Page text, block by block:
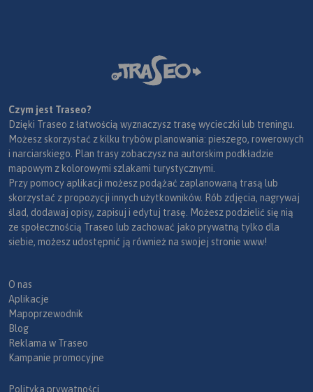
Czym jest Traseo?
Dzięki Traseo z łatwością wyznaczysz trasę wycieczki lub treningu.
Możesz skorzystać z kilku trybów planowania: pieszego, rowerowych
i narciarskiego. Plan trasy zobaczysz na autorskim podkładzie
mapowym z kolorowymi szlakami turystycznymi.
Przy pomocy aplikacji możesz podążać zaplanowaną trasą lub
skorzystać z propozycji innych użytkowników. Rób zdjęcia, nagrywaj
ślad, dodawaj opisy, zapisuj i edytuj trasę. Możesz podzielić się nią
ze społecznością Traseo lub zachować jako prywatną tylko dla
siebie, możesz udostępnić ją również na swojej stronie www!
O nas
Aplikacje
Mapoprzewodnik
Blog
Reklama w Traseo
Kampanie promocyjne
Polityka prywatności